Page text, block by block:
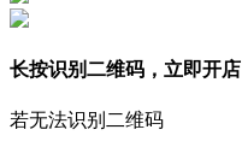
长按识别二维码，立即开店
若无法识别二维码